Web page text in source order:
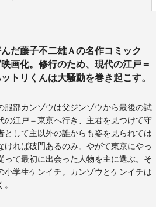
だ藤子不二雄Ａの名作コミック
画化。修行のため、現代の江戸＝
トリくんは大騒動を巻き起こす。
服部カンゾウは父ジンゾウから最後の試
の江戸＝東京へ行き、主君を見つけて守
として主以外の誰からも姿を見られては
ければ破門あるのみ。やがて東京にやっ
って最初に出会った人物を主に選ぶ。そ
小学生ケンイチ。カンゾウとケンイチは